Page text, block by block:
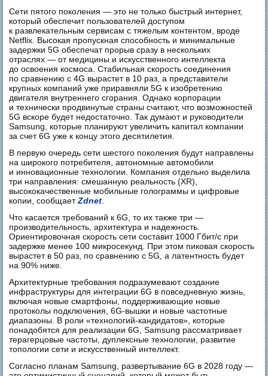
Сети пятого поколения — это не только быстрый интернет,
который обеспечит пользователей доступом
к развлекательным сервисам с тяжелым контентом, вроде
Netflix. Высокая пропускная способность и минимальные
задержки 5G обеспечат прорыв сразу в нескольких
отраслях — от медицины и искусственного интеллекта
до освоения космоса. Стабильная скорость соединения
по сравнению с 4G вырастет в 10 раз, а представители
крупных компаний уже приравняли 5G к изобретению
двигателя внутреннего сгорания. Однако корпорации
и технически продвинутые страны считают, что возможностей
5G вскоре будет недостаточно. Так думают и руководители
Samsung, которые планируют увеличить капитал компании
за счет 6G уже к концу этого десятилетия.
В первую очередь сети шестого поколения будут направлены
на широкого потребителя, автономные автомобили
и инновационные технологии. Компания отдельно выделила
три направления: смешанную реальность (XR),
высококачественные мобильные голограммы и цифровые
копии, сообщаетZdnet.
Что касается требований к 6G, то их также три —
производительность, архитектура и надежность.
Ориентировочная скорость сети составит 1000 Гбит/с при
задержке менее 100 микросекунд. При этом пиковая скорость
вырастет в 50 раз, по сравнению с 5G, а латентность будет
на 90% ниже.
Архитектурные требования подразумевают создание
инфраструктуры для интеграции 6G в повседневную жизнь,
включая новые смартфоны, поддерживающие новые
протоколы подключения, 6G-вышки и новые частотные
диапазоны. В роли «технологий-кандидатов», которые
понадобятся для реализации 6G, Samsung рассматривает
терагерцовые частоты, дуплексные технологии, развитие
топологии сети и искусственный интеллект.
Согласно планам Samsung, развертывание 6G в 2028 году —